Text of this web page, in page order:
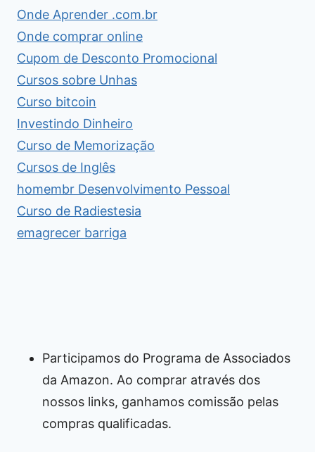
Onde Aprender .com.br
Onde comprar online
Cupom de Desconto Promocional
Cursos sobre Unhas
Curso bitcoin
Investindo Dinheiro
Curso de Memorização
Cursos de Inglês
homembr Desenvolvimento Pessoal
Curso de Radiestesia
emagrecer barriga
Participamos do Programa de Associados
da Amazon. Ao comprar através dos
nossos links, ganhamos comissão pelas
compras qualificadas.